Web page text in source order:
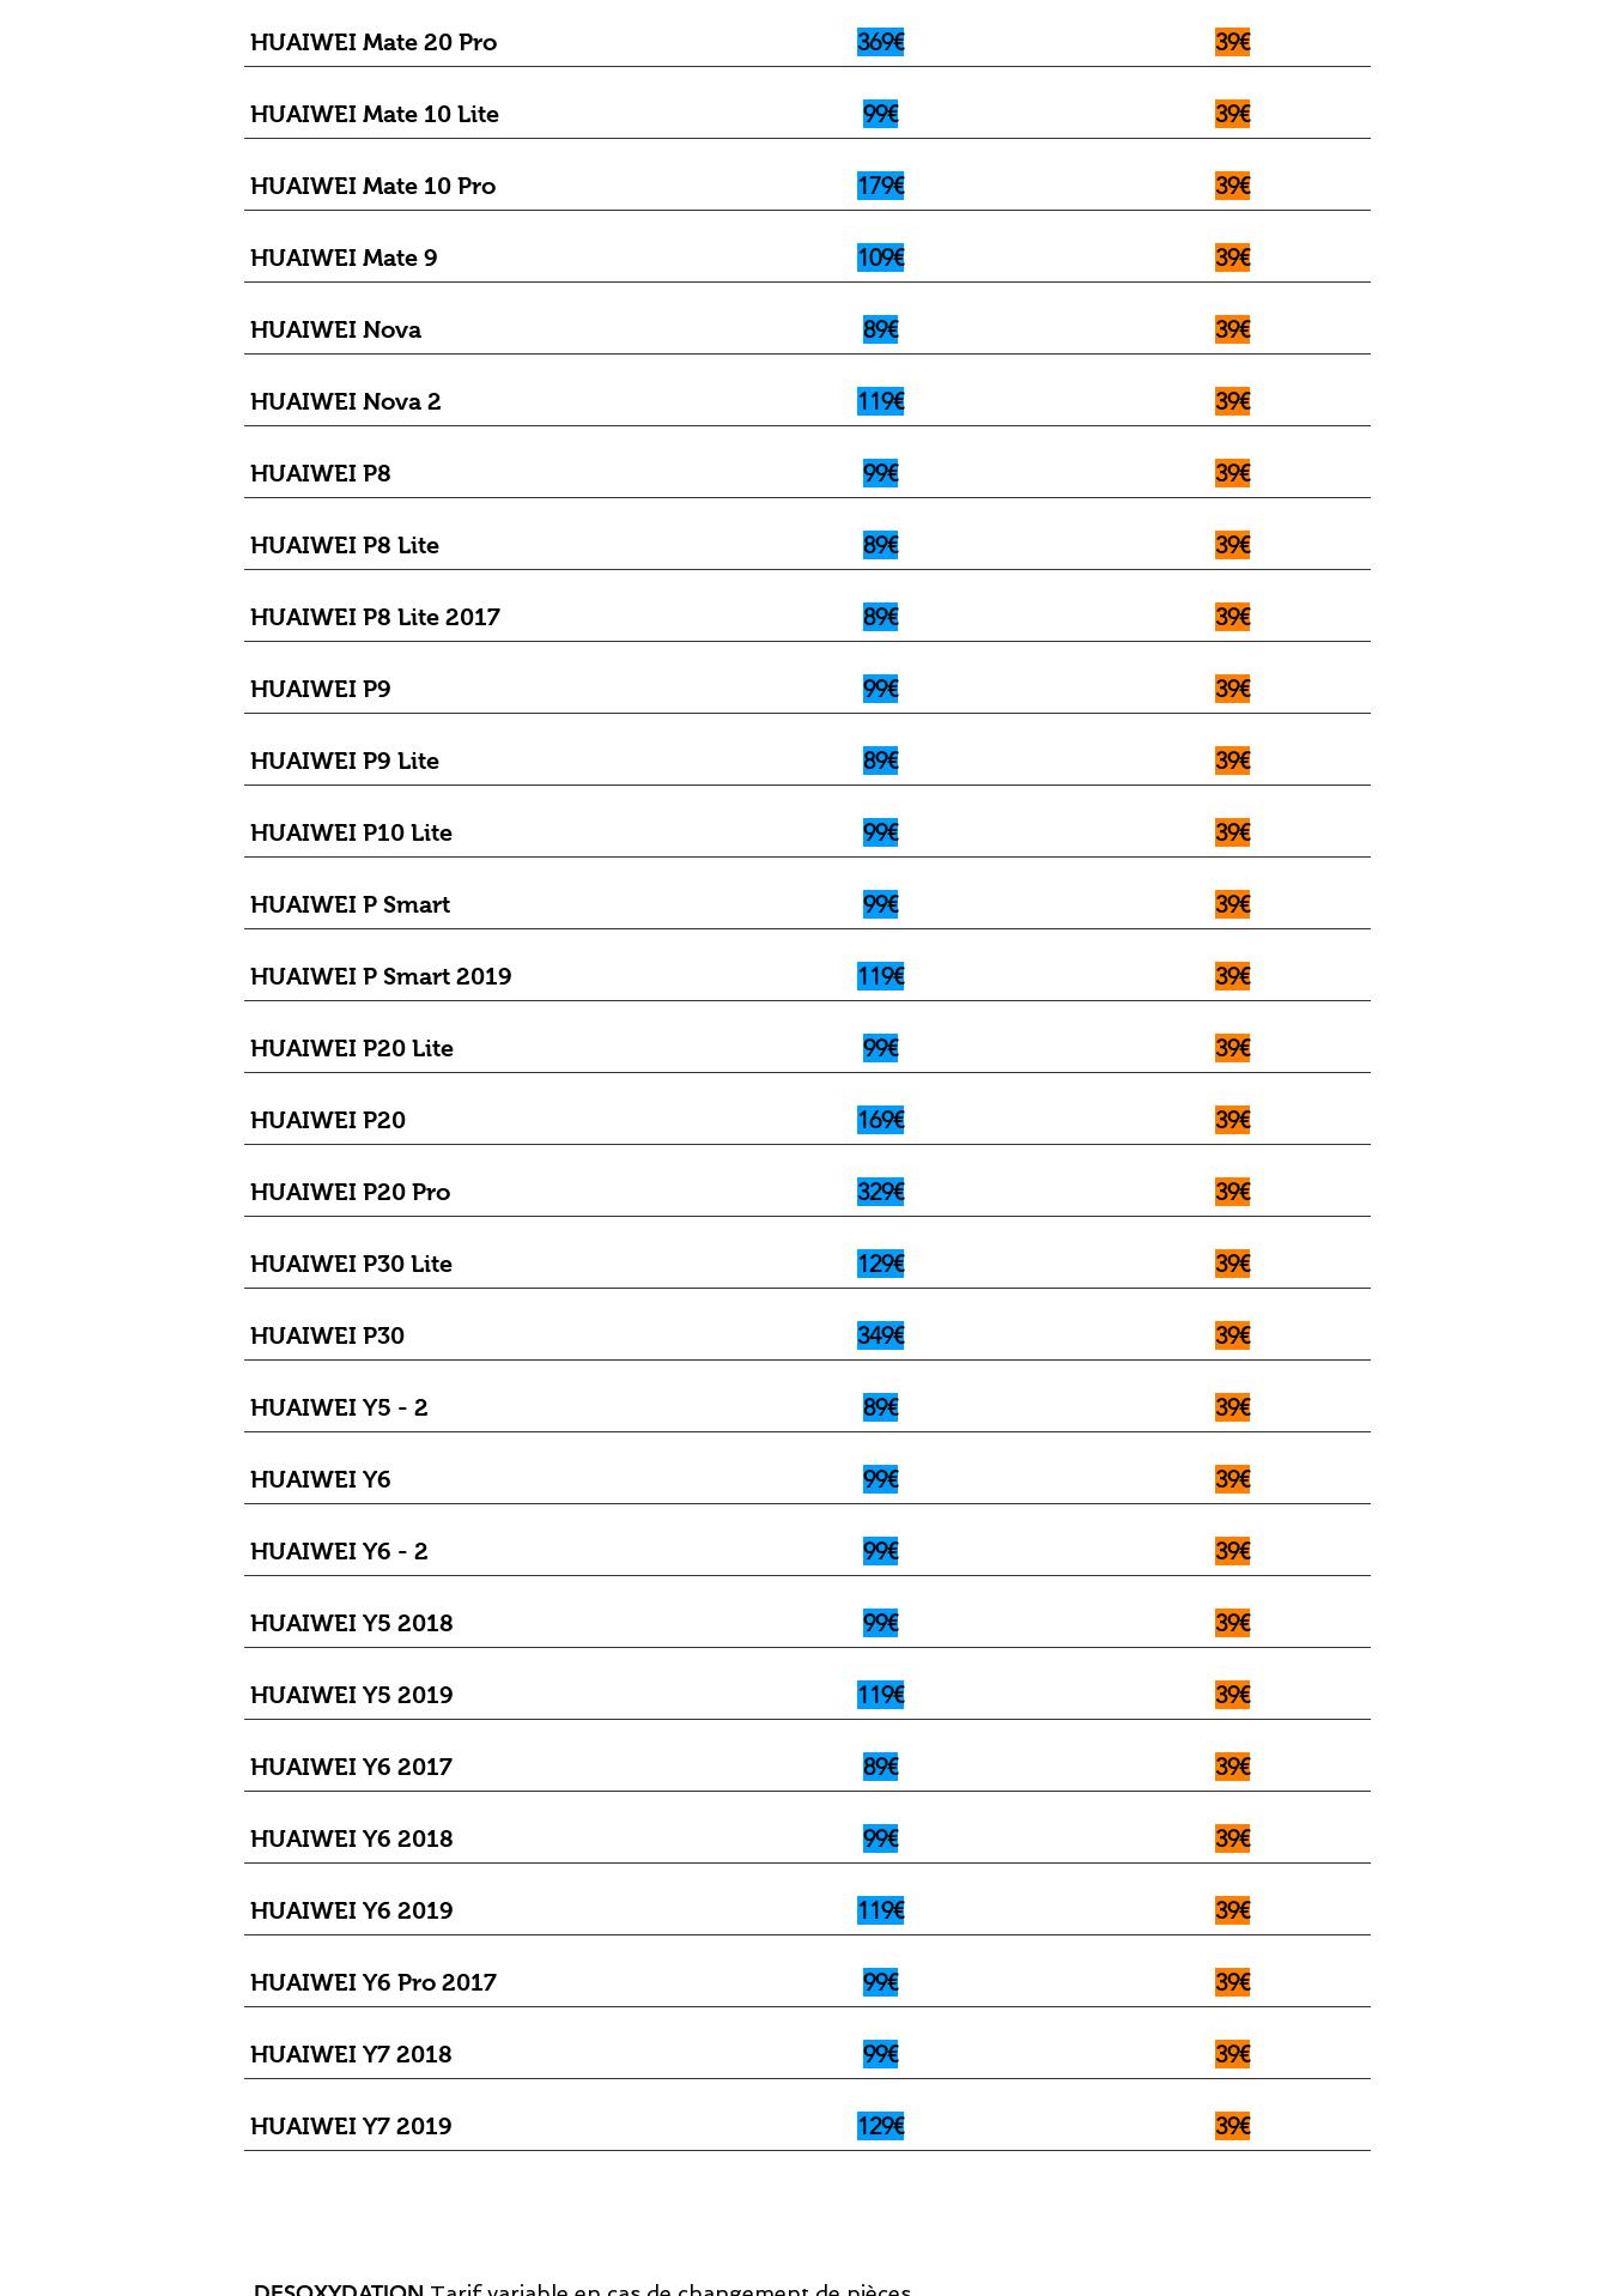
HUAIWEI Mate 20 Pro 369€ 39€
HUAIWEI Mate 10 Lite 99€ 39€
HUAIWEI Mate 10 Pro 179€ 39€
HUAIWEI Mate 9 109€ 39€
HUAIWEI Nova 89€ 39€
HUAIWEI Nova 2 119€ 39€
HUAIWEI P8 99€ 39€
HUAIWEI P8 Lite 89€ 39€
HUAIWEI P8 Lite 2017 89€ 39€
HUAIWEI P9 99€ 39€
HUAIWEI P9 Lite 89€ 39€
HUAIWEI P10 Lite 99€ 39€
HUAIWEI P Smart 99€ 39€
HUAIWEI P Smart 2019 119€ 39€
HUAIWEI P20 Lite 99€ 39€
HUAIWEI P20 169€ 39€
HUAIWEI P20 Pro 329€ 39€
HUAIWEI P30 Lite 129€ 39€
HUAIWEI P30 349€ 39€
HUAIWEI Y5 - 2 89€ 39€
HUAIWEI Y6 99€ 39€
HUAIWEI Y6 - 2 99€ 39€
HUAIWEI Y5 2018 99€ 39€
HUAIWEI Y5 2019 119€ 39€
HUAIWEI Y6 2017 89€ 39€
HUAIWEI Y6 2018 99€ 39€
HUAIWEI Y6 2019 119€ 39€
HUAIWEI Y6 Pro 2017 99€ 39€
HUAIWEI Y7 2018 99€ 39€
HUAIWEI Y7 2019 129€ 39€